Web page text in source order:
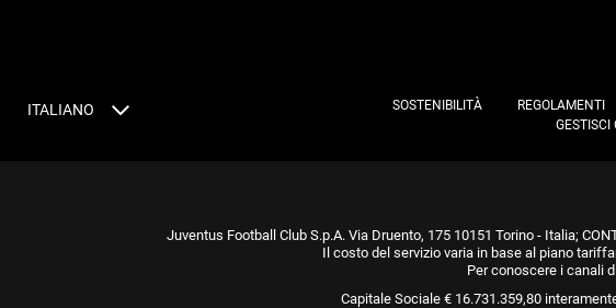
ITALIANO SOSTENIBILITÀ REGOLAMENTI
GESTISCI
Juventus Football Club S.p.A. Via Druento, 175 10151 Torino - Italia;
Il costo del servizio varia in base al piano
Per conoscere i canali
Capitale Sociale € 16.731.359,80